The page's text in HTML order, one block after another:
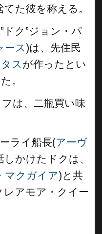
た彼を称える。
ドク”ジョン・パ
ース)は、先住民
ス が作ったとい
。
は、二瓶買い味
ライ船長(アーヴ
しかけたドクは、
マクガイア)と共
レアモア・クイー